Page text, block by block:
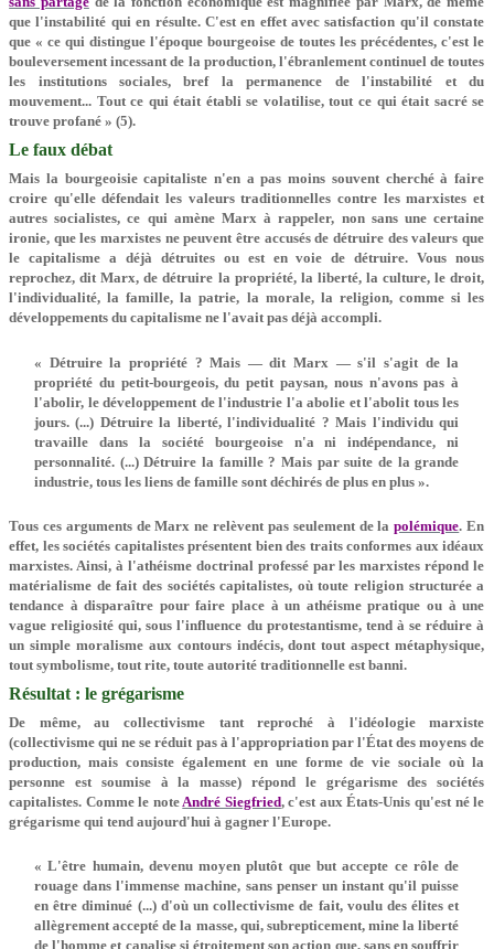
que l'instabilité qui en résulte. C'est en effet avec satisfaction qu'il constate
que « ce qui distingue l'époque bourgeoise de toutes les précédentes, c'est le
bouleversement incessant de la production, l'ébranlement continuel de toutes
les institutions sociales, bref la permanence de l'instabilité et du
mouvement... Tout ce qui était établi se volatilise, tout ce qui était sacré se
trouve profané » (5).
Le faux débat
Mais la bourgeoisie capitaliste n'en a pas moins souvent cherché à faire
croire qu'elle défendait les valeurs traditionnelles contre les marxistes et
autres socialistes, ce qui amène Marx à rappeler, non sans une certaine
ironie, que les marxistes ne peuvent être accusés de détruire des valeurs que
le capitalisme a déjà détruites ou est en voie de détruire. Vous nous
reprochez, dit Marx, de détruire la propriété, la liberté, la culture, le droit,
l'individualité, la famille, la patrie, la morale, la religion, comme si les
développements du capitalisme ne l'avait pas déjà accompli.
« Détruire la propriété ? Mais — dit Marx — s'il s'agit de la
propriété du petit-bourgeois, du petit paysan, nous n'avons pas à
l'abolir, le développement de l'industrie l'a abolie et l'abolit tous les
jours. (...) Détruire la liberté, l'individualité ? Mais l'individu qui
travaille dans la société bourgeoise n'a ni indépendance, ni
personnalité. (...) Détruire la famille ? Mais par suite de la grande
industrie, tous les liens de famille sont déchirés de plus en plus ».
Tous ces arguments de Marx ne relèvent pas seulement de lapolémique. En
effet, les sociétés capitalistes présentent bien des traits conformes aux idéaux
marxistes. Ainsi, à l'athéisme doctrinal professé par les marxistes répond le
matérialisme de fait des sociétés capitalistes, où toute religion structurée a
tendance à disparaître pour faire place à un athéisme pratique ou à une
vague religiosité qui, sous l'influence du protestantisme, tend à se réduire à
un simple moralisme aux contours indécis, dont tout aspect métaphysique,
tout symbolisme, tout rite, toute autorité traditionnelle est banni.
Résultat : le grégarisme
De même, au collectivisme tant reproché à l'idéologie marxiste
(collectivisme qui ne se réduit pas à l'appropriation par l'État des moyens de
production, mais consiste également en une forme de vie sociale où la
personne est soumise à la masse) répond le grégarisme des sociétés
capitalistes. Comme le note André Siegfried, c'est aux États-Unis qu'est né le
grégarisme qui tend aujourd'hui à gagner l'Europe.
« L'être humain, devenu moyen plutôt que but accepte ce rôle de
rouage dans l'immense machine, sans penser un instant qu'il puisse
en être diminué (...) d'où un collectivisme de fait, voulu des élites et
allègrement accepté de la masse, qui, subrepticement, mine la liberté
de l'homme et canalise si étroitement son action que, sans en souffrir